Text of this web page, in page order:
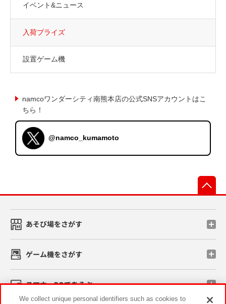
イベント&ニュース
入荷プライズ
設置ゲーム機
namcoワンダーシティ南熊本店の公式SNSアカウントはこ
ちら！
@namco_kumamoto
あそび場をさがす
ゲーム機をさがす
スマホ・PCであそぶ
We collect unique personal identifiers such as cookies to